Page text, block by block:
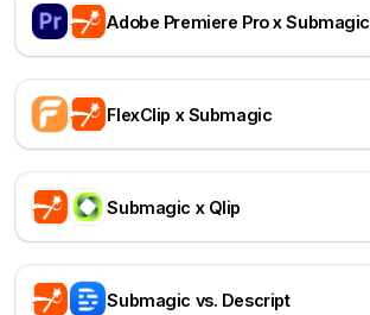
Adobe Premiere Pro x Submagic
FlexClip x Submagic
Submagic x Qlip
Submagic vs. Descript